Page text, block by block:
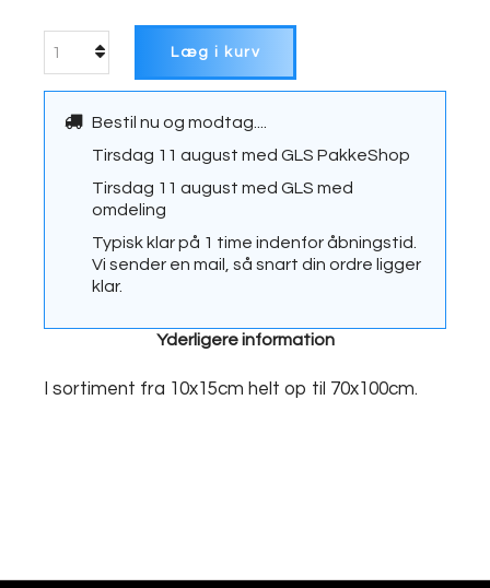
Læg i kurv
Bestil nu og modtag....
Typisk klar på 1 time indenfor åbningstid.
Vi sender en mail, så snart din ordre ligger
klar.
Tirsdag 11 august med GLS PakkeShop
Tirsdag 11 august med GLS med
omdeling
Yderligere information
I sortiment fra 10x15cm helt op til 70x100cm.